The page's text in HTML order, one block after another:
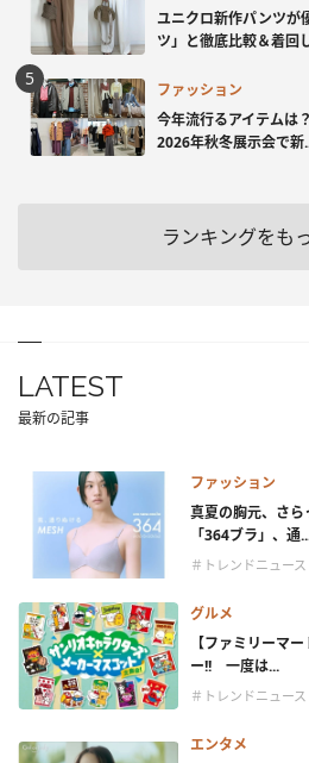
ユニクロ新作パンツ
ツ」と徹底比較＆着回
ファッション
今年流行るアイテム
2026年秋冬展示会で新
ランキングをも
LATEST
最新の記事
ファッション
真夏の胸元、さ
「364ブラ」、通
＃トレンドニュース
グルメ
【ファミリーマ
ー!! 一度は...
＃トレンドニュース
エンタメ